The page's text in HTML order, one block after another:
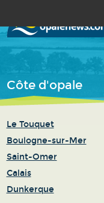
Côte d'opale
Le Touquet
Boulogne-sur-Mer
Saint-Omer
Calais
Dunkerque